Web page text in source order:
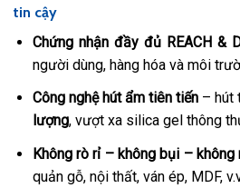
tin cậy
Chứng nhận đầy đủ REACH &
người dùng, hàng hóa và môi
Công nghệ hút ẩm tiên tiến– hút
lượng, vượt xa silica gel thông
Không rò rỉ – không bụi – không
quản gỗ, nội thất, ván ép, MDF,